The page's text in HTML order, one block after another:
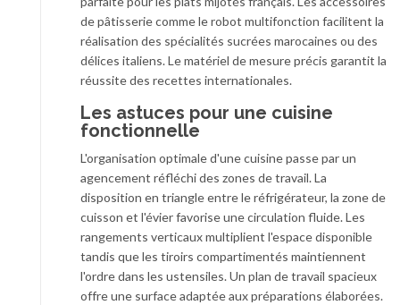
de pâtisserie comme le robot multifonction facilitent la
réalisation des spécialités sucrées marocaines ou des
délices italiens. Le matériel de mesure précis garantit la
réussite des recettes internationales.
Les astuces pour une cuisine
fonctionnelle
L'organisation optimale d'une cuisine passe par un
agencement réfléchi des zones de travail. La
disposition en triangle entre le réfrigérateur, la zone de
cuisson et l'évier favorise une circulation fluide. Les
rangements verticaux multiplient l'espace disponible
tandis que les tiroirs compartimentés maintiennent
l'ordre dans les ustensiles. Un plan de travail spacieux
offre une surface adaptée aux préparations élaborées.